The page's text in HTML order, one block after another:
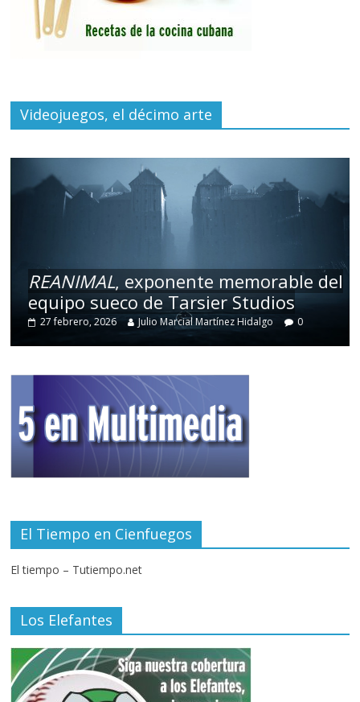
Videojuegos, el décimo arte
REANIMAL, exponente memorable del
equipo sueco de Tarsier Studios
27 febrero, 2026 Julio Marcial Martínez Hidalgo 0
El Tiempo en Cienfuegos
El tiempo – Tutiempo.net
Los Elefantes